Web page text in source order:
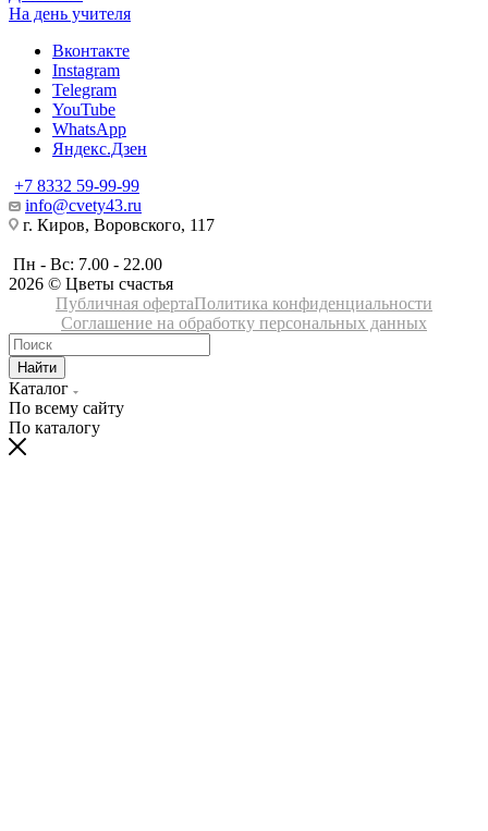
На день учителя
Вконтакте
Instagram
Telegram
YouTube
WhatsApp
Яндекс.Дзен
+7 8332 59-99-99
info@cvety43.ru
г. Киров, Воровского, 117
Пн - Вс: 7.00 - 22.00
2026 © Цветы счастья
Публичная офертаПолитика конфиденциальности
Соглашение на обработку персональных данных
Найти
Каталог
По всему сайту
По каталогу